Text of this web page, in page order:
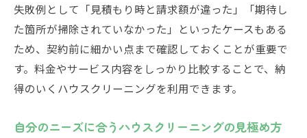
失敗例として「見積もり時と請求額が違った」「期待し
た箇所が掃除されていなかった」といったケースもある
ため、契約前に細かい点まで確認しておくことが重要で
す。料金やサービス内容をしっかり比較することで、納
得のいくハウスクリーニングを利用できます。
自分のニーズに合うハウスクリーニングの見極め方